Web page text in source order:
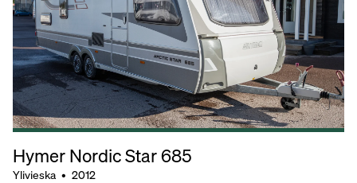
Hymer Nordic Star685
Ylivieska • 2012